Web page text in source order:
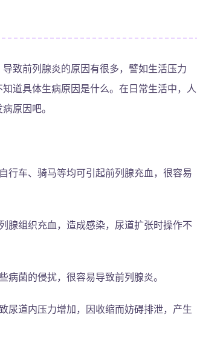
致前列腺炎的原因有很多，譬如生活压力
道具体生病原因是什么。在日常生活中，人
原因吧。
行车、骑马等均可引起前列腺充血，很容易
腺组织充血，造成感染，尿道扩张时操作不
菌的侵扰，很容易导致前列腺炎。
尿道内压力增加，因收缩而妨碍排泄，产生